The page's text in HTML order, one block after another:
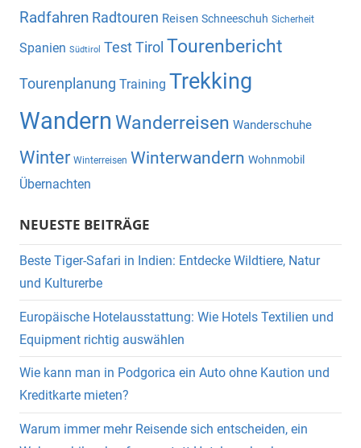
Radfahren Radtouren Reisen Schneeschuh Sicherheit
Spanien Südtirol TestTirol Tourenbericht
Tourenplanung Training Trekking
Wandern Wanderreisen Wanderschuhe
Winter Winterreisen Winterwandern Wohnmobil
Übernachten
NEUESTE BEITRÄGE
Beste Tiger-Safari in Indien: Entdecke Wildtiere, Natur
und Kulturerbe
Europäische Hotelausstattung: Wie Hotels Textilien und
Equipment richtig auswählen
Wie kann man in Podgorica ein Auto ohne Kaution und
Kreditkarte mieten?
Warum immer mehr Reisende sich entscheiden, ein